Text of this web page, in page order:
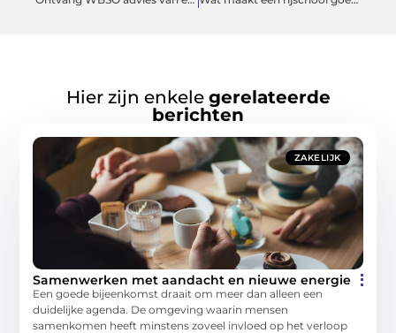
Hier zijn enkele gerelateerde
berichten
ZAKELIJK
Samenwerken met aandacht en nieuwe energie
Een goede bijeenkomst draait om meer dan alleen een
duidelijke agenda. De omgeving waarin mensen
samenkomen heeft minstens zoveel invloed op het verloop